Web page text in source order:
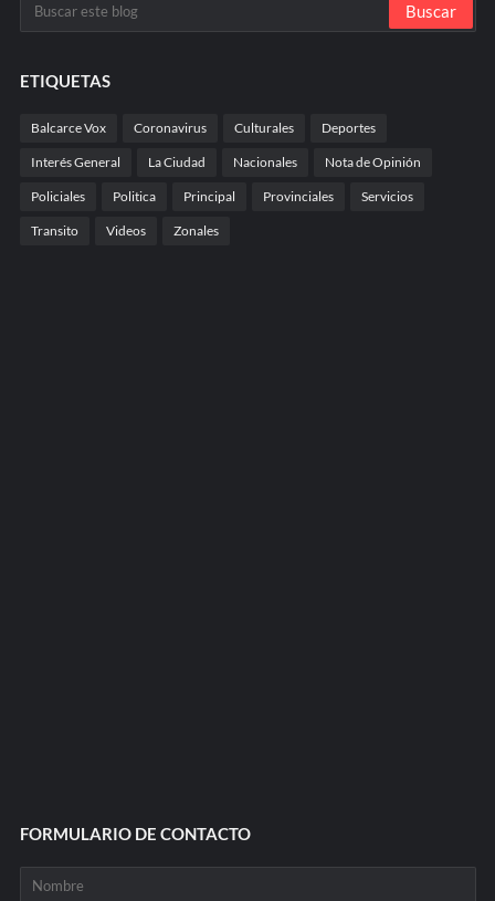
ETIQUETAS
Balcarce Vox Coronavirus Culturales Deportes
Interés General La Ciudad Nacionales Nota de Opinión
Policiales Politica Principal Provinciales Servicios
Transito Videos Zonales
FORMULARIO DE CONTACTO